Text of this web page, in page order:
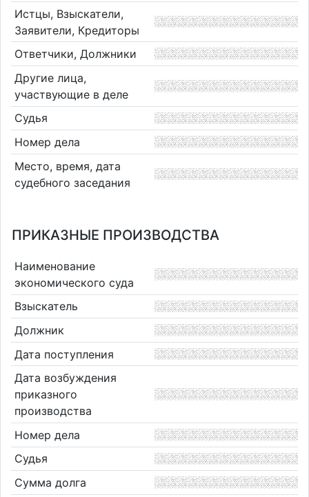
Истцы, Взыскатели,
Заявители, Кредиторы
Ответчики, Должники
Другие лица,
участвующие в деле
Судья
Номер дела
Место, время, дата
судебного заседания
ПРИКАЗНЫЕ ПРОИЗВОДСТВА
Наименование
экономического суда
Взыскатель
Должник
Дата поступления
Дата возбуждения
приказного
производства
Номер дела
Судья
Сумма долга